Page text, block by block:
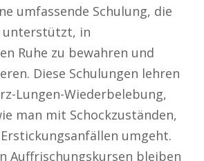
umfassende Schulung, die
unterstützt, in
Ruhe zu bewahren und
Diese Schulungen lehren
Lungen-Wiederbelebung,
man mit Schockzuständen,
umgeht.
Auffrischungskursen bleiben